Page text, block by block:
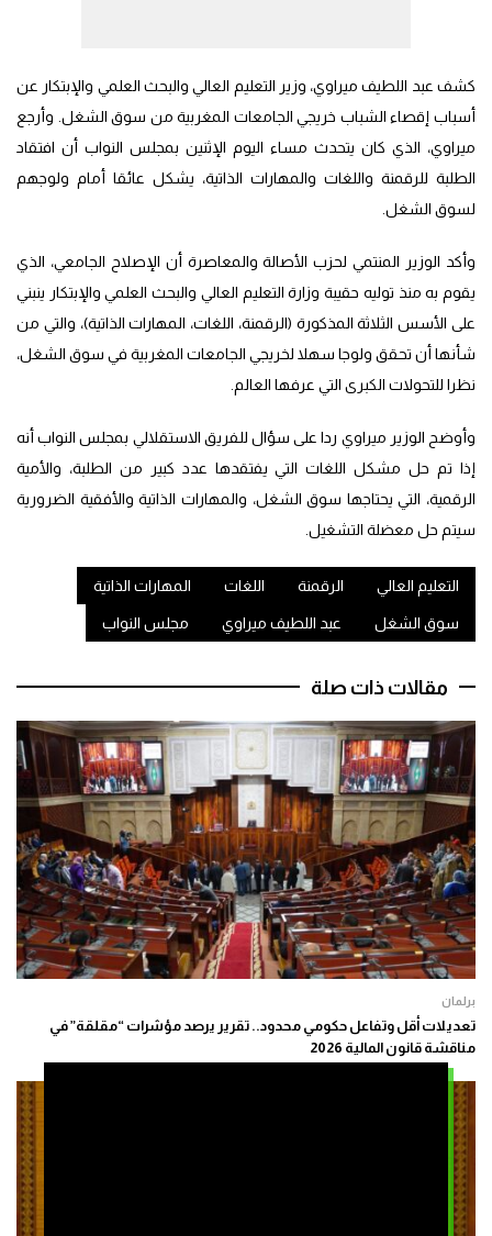
كشف عبد اللطيف ميراوي، وزير التعليم العالي والبحث العلمي والإبتكار عن
أسباب إقصاء الشباب خريجي الجامعات المغربية من سوق الشغل. وأرجع
ميراوي، الذي كان يتحدث مساء اليوم الإثنين بمجلس النواب أن افتقاد
الطلبة للرقمنة واللغات والمهارات الذاتية، يشكل عائقا أمام ولوجهم
لسوق الشغل.
وأكد الوزير المنتمي لحزب الأصالة والمعاصرة أن الإصلاح الجامعي، الذي
يقوم به منذ توليه حقيبة وزارة التعليم العالي والبحث العلمي والإبتكار ينبني
على الأسس الثلاثة المذكورة (الرقمنة، اللغات، المهارات الذاتية)، والتي من
شأنها أن تحقق ولوجا سهلا لخريجي الجامعات المغربية في سوق الشغل،
نظرا للتحولات الكبرى التي عرفها العالم.
وأوضح الوزير ميراوي ردا على سؤال للفريق الاستقلالي بمجلس النواب أنه
إذا تم حل مشكل اللغات التي يفتقدها عدد كبير من الطلبة، والأمية
الرقمية، التي يحتاجها سوق الشغل، والمهارات الذاتية والأفقية الضرورية
سيتم حل معضلة التشغيل.
التعليم العالي الرقمنة اللغات المهارات الذاتية
سوق الشغل عبد اللطيف ميراوي مجلس النواب
مقالات ذات صلة
برلمان
تعديلات أقل وتفاعل حكومي محدود.. تقرير يرصد مؤشرات “مقلقة” في
مناقشة قانون المالية 2026